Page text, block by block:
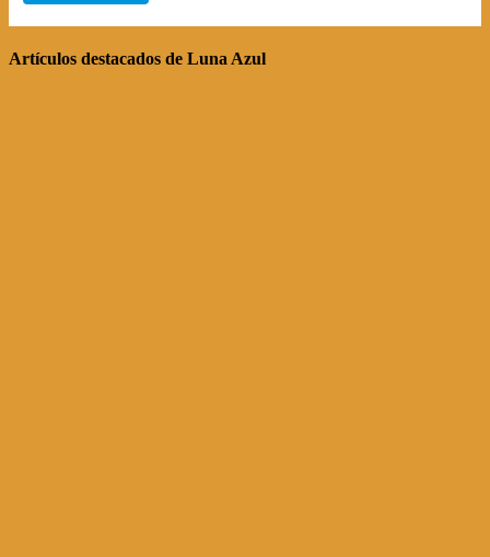
Artículos destacados de Luna Azul